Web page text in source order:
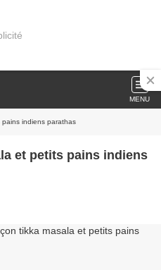
MENU
indiens parathas
et petits pains indiens